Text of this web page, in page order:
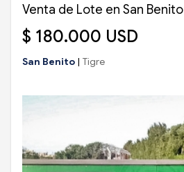
Venta de Lote en San Benito
$ 180.000 USD
San Benito | Tigre